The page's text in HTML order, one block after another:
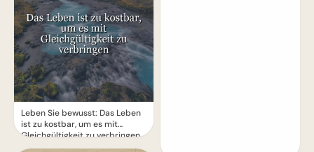
Leben Sie bewusst: Das Leben
ist zu kostbar, um es mit
Gleichgültigkeit zu verbringen